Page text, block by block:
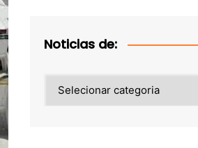
Noticias de:
de: